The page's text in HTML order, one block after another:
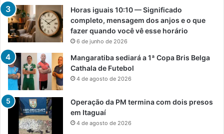
Horas iguais 10:10 — Significado
completo, mensagem dos anjos e o que
fazer quando você vê esse horário
6 de junho de 2026
Mangaratiba sediará a 1ª Copa Bris Belga
Cathala de Futebol
4 de agosto de 2026
Operação da PM termina com dois presos
em Itaguaí
4 de agosto de 2026